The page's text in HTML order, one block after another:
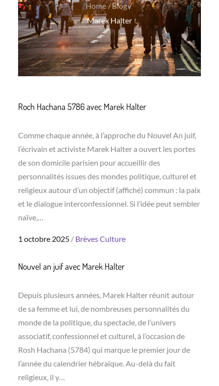
Home
Blog
Marek Halter
Roch Hachana 5786 avec Marek Halter
Comme chaque année, à l’approche du Nouvel An juif,
l’écrivain et activiste Marek Halter a ouvert les portes
de son domicile parisien pour accueillir des
personnalités issues des mondes politique, culturel et
religieux autour d’un objectif (affiché) commun : la paix
et le dialogue interconfessionnel. Si l’idée peut sembler
naïve,…
Posted
1 octobre 2025 BrèvesCulture
Nouvel an juif avec Marek Halter
Depuis plusieurs années, Marek Halter réunit autour
de sa femme et lui, de nombreuses personnalités du
monde de la politique, du spectacle, de l’univers
associatif, confessionnel et culturel, à l’occasion de
Rosh Hachana (5784) qui marque le premier jour de
l’année du calendrier hébraïque. Au-delà du fait
religieux, il y…